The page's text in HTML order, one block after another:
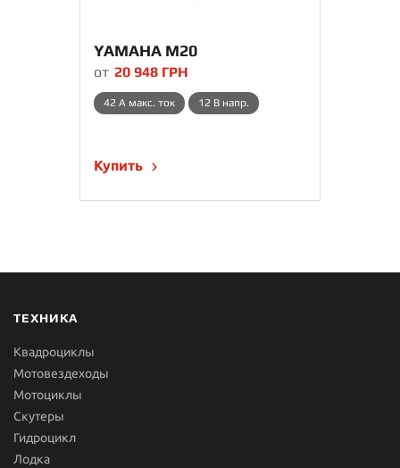
YAMAHA M20
от 20 948 ГРН
42 A макс. ток 12 В напр.
Купить
ТЕХНИКА
Квадроциклы
Мотовездеходы
Мотоциклы
Скутеры
Гидроцикл
Лодка